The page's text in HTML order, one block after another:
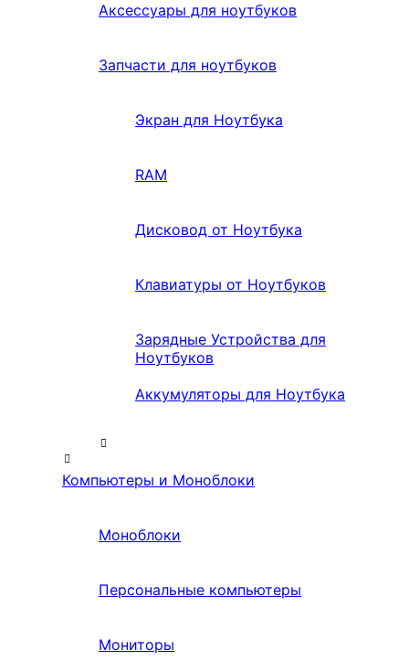
Аксессуары для ноутбуков
Запчасти для ноутбуков
Экран для Ноутбука
RAM
Дисковод от Ноутбука
Клавиатуры от Ноутбуков
Зарядные Устройства для
Ноутбуков
Аккумуляторы для Ноутбука
Компьютеры и Моноблоки
Моноблоки
Персональные компьютеры
Мониторы